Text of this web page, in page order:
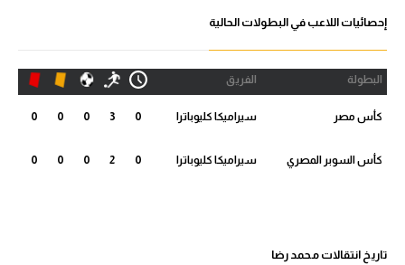
الدوري المصري
الدوري الإنجليزي الممتاز
الدوري الفرنسي
إحصائيات اللاعب في البطولات الحالية
البطولة الفريق
كأس مصر سيراميكا كليوباترا 0
3
0
0
0
كأس السوبر المصري سيراميكا كليوباترا 0
2
0
0
0
تاريخ انتقالات محمد رضا